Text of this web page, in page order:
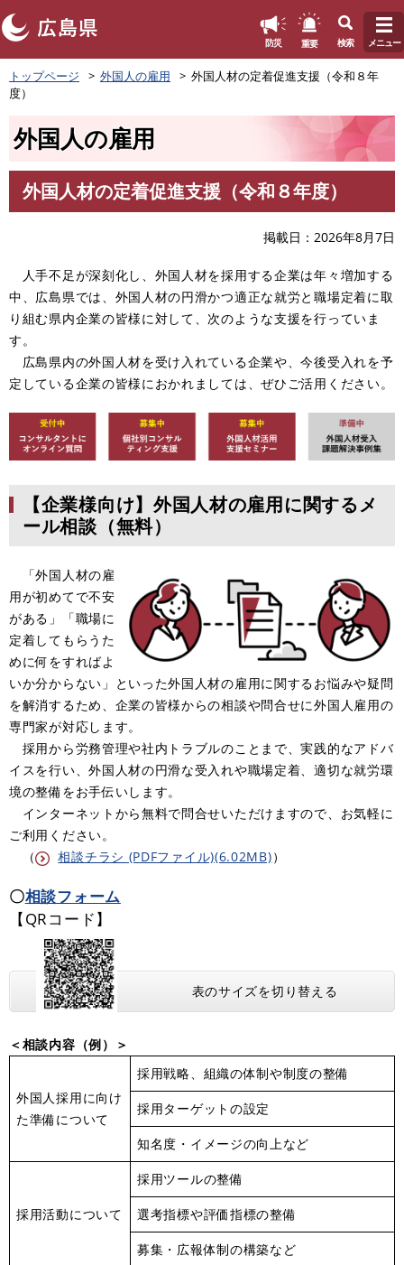
ペ
ー
ジ
。
防災 重要 検索 メニュー
トップページ 外国人の雇用
外国人材の定着促進支援（令和８年
度）
外国人の雇用
文
外国人材の定着促進支援（令和８年度）
掲載日 2026年8月7日
人手不足が深刻化し、外国人材を採用する企業は年々増加する
中、広島県では、外国人材の円滑かつ適正な就労と職場定着に取
り組む県内企業の皆様に対して、次のような支援を行っていま
す。
広島県内の外国人材を受け入れている企業や、今後受入れを予
定している企業の皆様におかれましては、ぜひご活用ください。
【企業様向け】外国人材の雇用に関するメ
ール相談（無料）
「外国人材の雇
用が初めてで不安
がある」「職場に
定着してもらうた
めに何をすればよ
いか分からない」といった外国人材の雇用に関するお悩みや疑問
を解消するため、企業の皆様からの相談や問合せに外国人雇用の
専門家が対応します。
採用から労務管理や社内トラブルのことまで、実践的なアドバ
イスを行い、外国人材の円滑な受入れや職場定着、適切な就労環
境の整備をお手伝いします。
インターネットから無料で問合せいただけますので、お気軽に
ご利用ください。
（
相談チラシ (PDFファイル)(6.02MB)）
〇相談フォーム
【QRコード】
表のサイズを切り替える
＜相談内容（例）＞
外国人採用に向け
た準備について
採用戦略、組織の体制や制度の整備
採用ターゲットの設定
知名度・イメージの向上など
採用活動について
採用ツールの整備
選考指標や評価指標の整備
募集・広報体制の構築など